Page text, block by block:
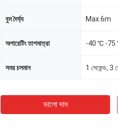
বুম দৈর্ঘ্য Max.6m
অপারেটিং তাপমাত্রা -40 ℃ -75
সময় চলমান 1 সেকেন্ড, 3
ভালো দাম